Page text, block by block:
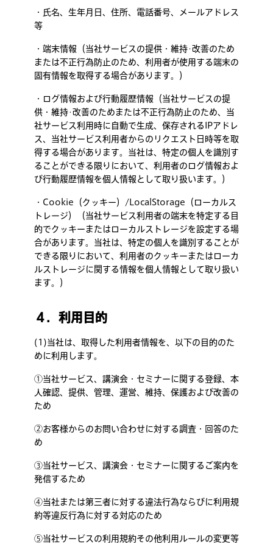
・氏名、生年月日、住所、電話番号、メールアドレス
等
・端末情報（当社サービスの提供・維持･改善のため
または不正行為防止のため、利用者が使用する端末の
固有情報を取得する場合があります。）
・ログ情報および行動履歴情報（当社サービスの提
供・維持･改善のためまたは不正行為防止のため、当
社サービス利用時に自動で生成、保存されるIPアドレ
ス、当社サービス利用者からのリクエスト日時等を取
得する場合があります。当社は、特定の個人を識別す
ることができる限りにおいて、利用者のログ情報およ
び行動履歴情報を個人情報として取り扱います。）
・Cookie（クッキー）/LocalStorage（ローカルス
トレージ）（当社サービス利用者の端末を特定する目
的でクッキーまたはローカルストレージを設定する場
合があります。当社は、特定の個人を識別することが
できる限りにおいて、利用者のクッキーまたはローカ
ルストレージに関する情報を個人情報として取り扱い
ます。）
４．利用目的
(1)当社は、取得した利用者情報を、以下の目的のた
めに利用します。
①当社サービス、講演会・セミナーに関する登録、本
人確認、提供、管理、運営、維持、保護および改善の
ため
②お客様からのお問い合わせに対する調査・回答のた
め
③当社サービス、講演会・セミナーに関するご案内を
発信するため
④当社または第三者に対する違法行為ならびに利用規
約等違反行為に対する対応のため
⑤当社サービスの利用規約その他利用ルールの変更等